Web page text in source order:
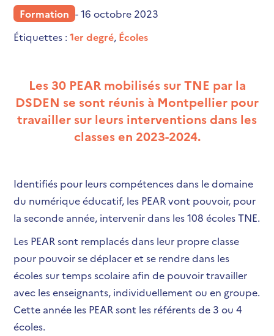
Formation - 16 octobre 2023
Étiquettes :1er degré, Écoles
Les 30 PEAR mobilisés sur TNE par la
DSDEN se sont réunis à Montpellier pour
travailler sur leurs interventions dans les
classes en 2023-2024.
Identifiés pour leurs compétences dans le domaine
du numérique éducatif, les PEAR vont pouvoir, pour
la seconde année, intervenir dans les 108 écoles TNE.
Les PEAR sont remplacés dans leur propre classe
pour pouvoir se déplacer et se rendre dans les
écoles sur temps scolaire afin de pouvoir travailler
avec les enseignants, individuellement ou en groupe.
Cette année les PEAR sont les référents de 3 ou 4
écoles.